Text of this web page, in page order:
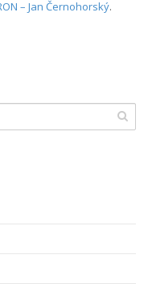
– Jan Černohorský.